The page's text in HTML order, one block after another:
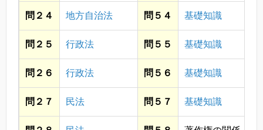
問２４ 地方自治法 問５４ 基礎知識
問２５ 行政法 問５５ 基礎知識
問２６ 行政法 問５６ 基礎知識
問２７ 民法 問５７ 基礎知識